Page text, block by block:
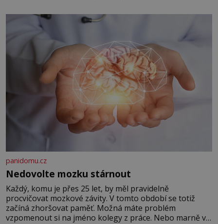
panidomu.cz
Nedovolte mozku stárnout
Každý, komu je přes 25 let, by měl pravidelně
procvičovat mozkové závity. V tomto období se totiž
začíná zhoršovat paměť. Možná máte problém
vzpomenout si na jméno kolegy z práce. Nebo marně v